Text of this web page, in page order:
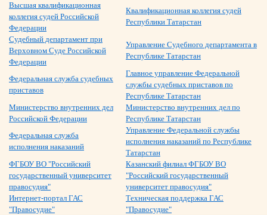
Высшая квалификационная
коллегия судей Российской
Федерации
Квалификационная коллегия судей
Республики Татарстан
Судебный департамент при
Верховном Суде Российской
Федерации
Управление Судебного департамента в
Республике Татарстан
Федеральная служба судебных
приставов
Главное управление Федеральной
службы судебных приставов по
Республике Татарстан
Министерство внутренних дел
Российской Федерации
Министерство внутренних дел по
Республике Татарстан
Федеральная служба
исполнения наказаний
Управление Федеральной службы
исполнения наказаний по Республике
Татарстан
ФГБОУ ВО "Российский
государственный университет
правосудия"
Казанский филиал ФГБОУ ВО
"Российский государственный
университет правосудия"
Интернет-портал ГАС
"Правосудие"
Техническая поддержка ГАС
"Правосудие"